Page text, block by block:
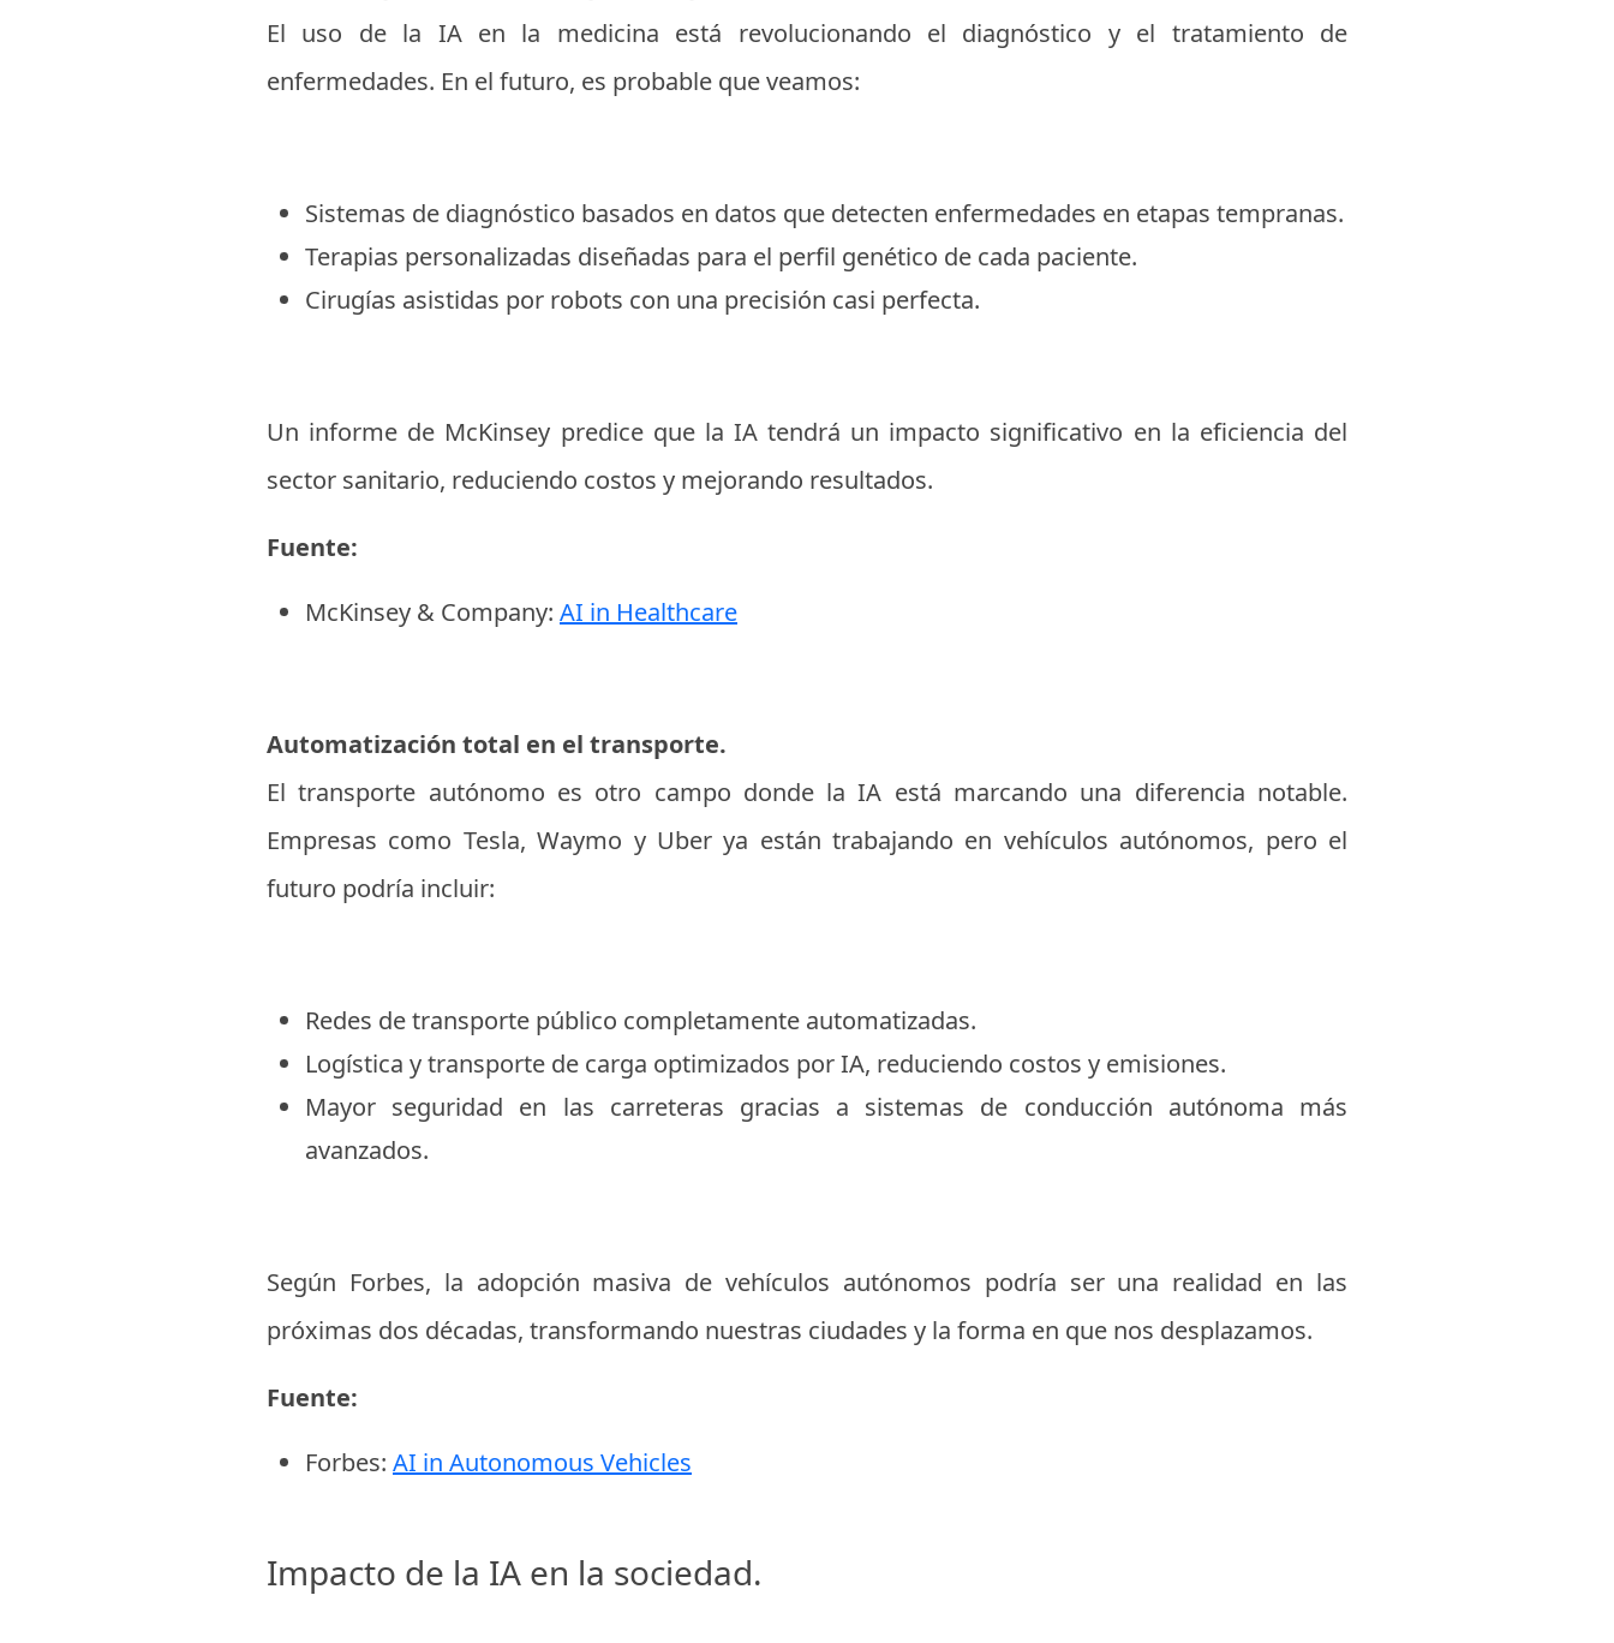
El uso de la IA en la medicina está revolucionando el diagnóstico y el tratamiento de
enfermedades. En el futuro, es probable que veamos:
Sistemas de diagnóstico basados en datos que detecten enfermedades en etapas tempranas.
Terapias personalizadas diseñadas para el perfil genético de cada paciente.
Cirugías asistidas por robots con una precisión casi perfecta.
Un informe de McKinsey predice que la IA tendrá un impacto significativo en la eficiencia del
sector sanitario, reduciendo costos y mejorando resultados.
Fuente:
McKinsey & Company: AI in Healthcare
Automatización total en el transporte.
El transporte autónomo es otro campo donde la IA está marcando una diferencia notable.
Empresas como Tesla, Waymo y Uber ya están trabajando en vehículos autónomos, pero el
futuro podría incluir:
Redes de transporte público completamente automatizadas.
Logística y transporte de carga optimizados por IA, reduciendo costos y emisiones.
Mayor seguridad en las carreteras gracias a sistemas de conducción autónoma más
avanzados.
Según Forbes, la adopción masiva de vehículos autónomos podría ser una realidad en las
próximas dos décadas, transformando nuestras ciudades y la forma en que nos desplazamos.
Fuente:
Forbes: AI in Autonomous Vehicles
Impacto de la IA en la sociedad.